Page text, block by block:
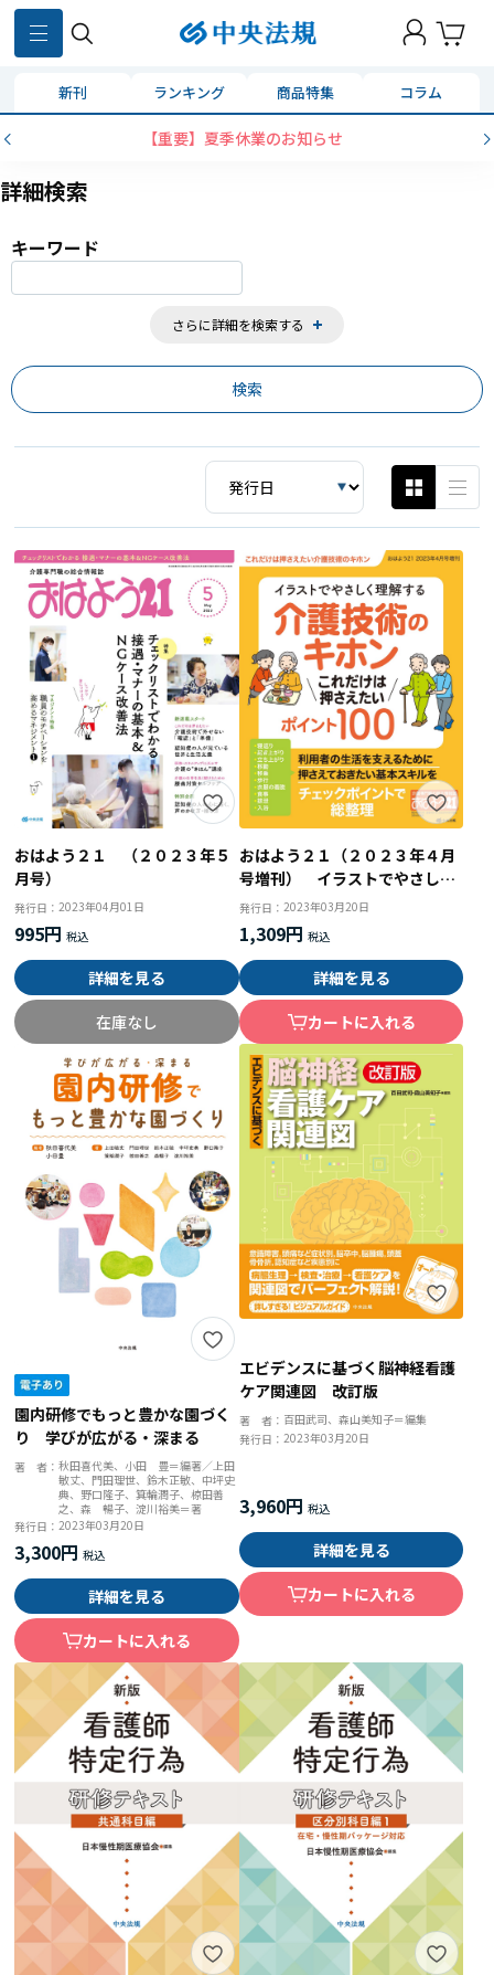
新刊 ランキング 商品特集 コラム
コンビニ決済に「セブンイレブン」を
詳細検索
キーワード
さらに詳細を検索する
859
おはよう２１ （２０２３年５
月号）
発行日：2023年04月01日
995円
詳細を見る
在庫なし
おはよう２１（２０２３年４月
号増刊） イラストでやさしく
理解する介護技術のキホン こ
れだけは押さえたいポイント１
００
発行日： 2023年03月20日
1,309円
詳細を見る
カートに入れる
園内研修でもっと豊かな園づく
り 学びが広がる・深まる
著 者：秋田喜代美、小田 豊＝編著／上田
敏丈、門田理世、鈴木正敏、中坪史
典、野口隆子、箕輪潤子、椋田善
之、森 暢子、淀川裕美＝著
発行日：2023年03月20日
3,300円
詳細を見る
カートに入れる
エビデンスに基づく脳神経看護
ケア関連図 改訂版
著 者： 百田武司、森山美知子＝編集
発行日： 2023年03月20日
3,960円
詳細を見る
カートに入れる